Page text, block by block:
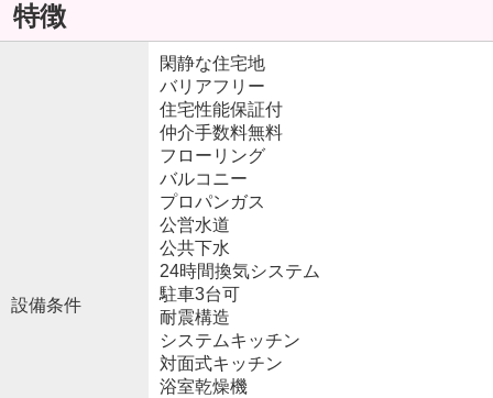
特徴
設備条件
閑静な住宅地
バリアフリー
住宅性能保証付
仲介手数料無料
フローリング
バルコニー
プロパンガス
公営水道
公共下水
24時間換気システム
駐車3台可
耐震構造
システムキッチン
対面式キッチン
浴室乾燥機